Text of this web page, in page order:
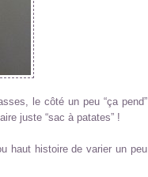
le côté un peu “ça pend”
juste “sac à patates” !
haut histoire de varier un peu